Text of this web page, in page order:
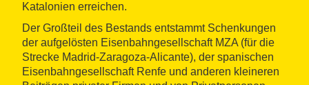
Katalonien erreichen.
Der Großteil des Bestands entstammt Schenkungen
der aufgelösten Eisenbahngesellschaft MZA (für die
Strecke Madrid-Zaragoza-Alicante), der spanischen
Eisenbahngesellschaft Renfe und anderen kleineren